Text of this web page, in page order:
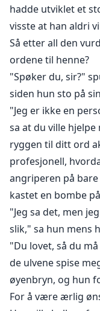
hadde utviklet et
visste at han aldri
Så etter all den
ordene til henne?
"Spøker du, sir?"
siden hun sto på
"Jeg er ikke en
sa at du ville
ryggen til ditt ord
profesjonell,
angriperen på
kastet en bombe
"Jeg sa det, men
slik," sa hun mens
"Du lovet, så du
de ulvene spise
øyenbryn, og hun
For å være ærlig